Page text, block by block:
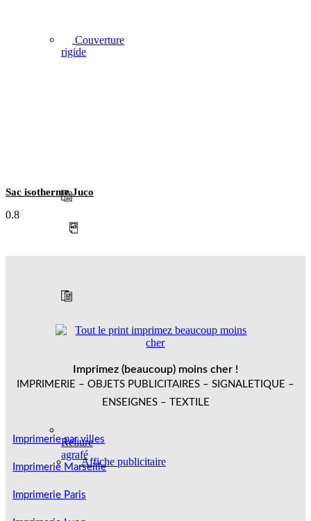
Couverture
rigide
Reliure
agrafé
Affiche publicitaire
Sac isotherme Juco
Imprimez (beaucoup) moins cher !
IMPRIMERIE – OBJETS PUBLICITAIRES – SIGNALETIQUE –
ENSEIGNES – TEXTILE
Imprimerie par villes
Imprimerie Marseille
Imprimerie Paris